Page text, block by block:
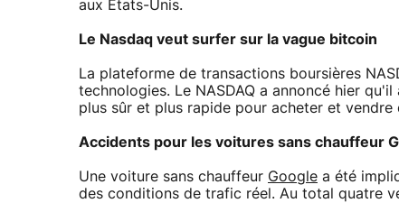
aux Etats-Unis.
Le Nasdaq veut surfer sur la vague bitcoin
La plateforme de transactions boursières
technologies. Le NASDAQ a annoncé hier
plus sûr et plus rapide pour acheter et
Accidents pour les voitures sans chauffeur
Une voiture sans chauffeur Google a été
des conditions de trafic réel. Au total quatre